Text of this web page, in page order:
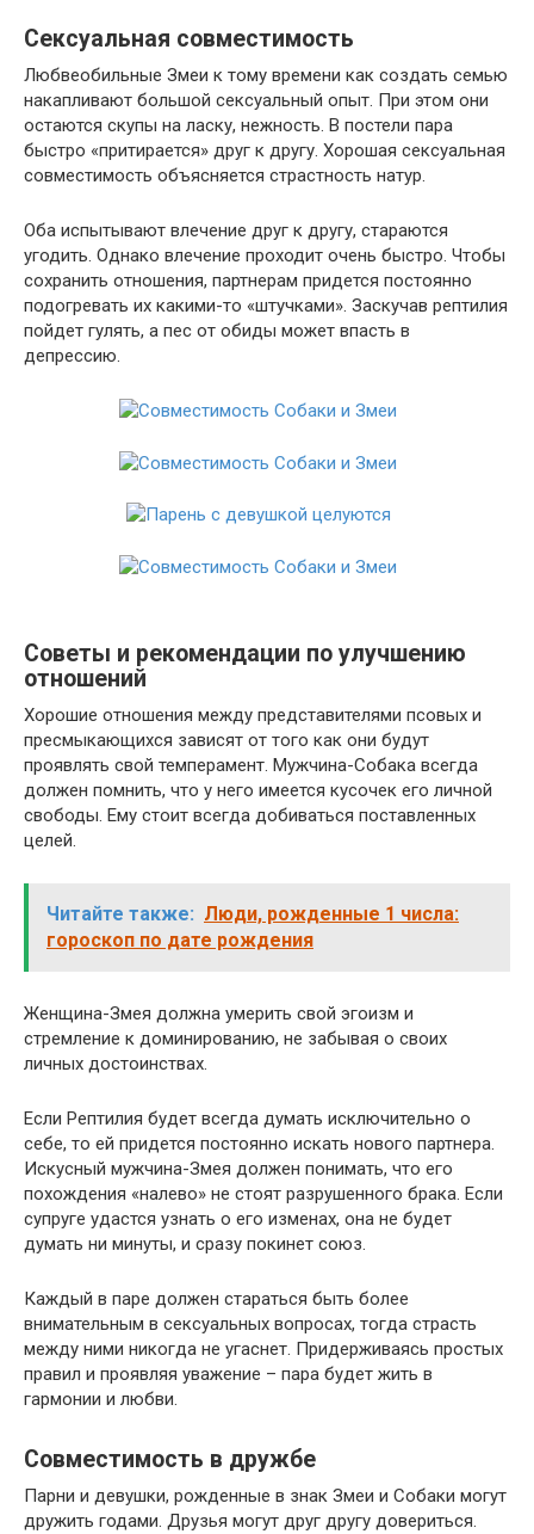
Сексуальная совместимость
Любвеобильные Змеи к тому времени как создать семью
накапливают большой сексуальный опыт. При этом они
остаются скупы на ласку, нежность. В постели пара
быстро «притирается» друг к другу. Хорошая сексуальная
совместимость объясняется страстность натур.
Оба испытывают влечение друг к другу, стараются
угодить. Однако влечение проходит очень быстро. Чтобы
сохранить отношения, партнерам придется постоянно
подогревать их какими-то «штучками». Заскучав рептилия
пойдет гулять, а пес от обиды может впасть в
депрессию.
Советы и рекомендации по улучшению
отношений
Хорошие отношения между представителями псовых и
пресмыкающихся зависят от того как они будут
проявлять свой темперамент. Мужчина-Собака всегда
должен помнить, что у него имеется кусочек его личной
свободы. Ему стоит всегда добиваться поставленных
целей.
Читайте также: Люди, рожденные 1 числа:
гороскоп по дате рождения
Женщина-Змея должна умерить свой эгоизм и
стремление к доминированию, не забывая о своих
личных достоинствах.
Если Рептилия будет всегда думать исключительно о
себе, то ей придется постоянно искать нового партнера.
Искусный мужчина-Змея должен понимать, что его
похождения «налево» не стоят разрушенного брака. Если
супруге удастся узнать о его изменах, она не будет
думать ни минуты, и сразу покинет союз.
Каждый в паре должен стараться быть более
внимательным в сексуальных вопросах, тогда страсть
между ними никогда не угаснет. Придерживаясь простых
правил и проявляя уважение – пара будет жить в
гармонии и любви.
Совместимость в дружбе
Парни и девушки, рожденные в знак Змеи и Собаки могут
дружить годами. Друзья могут друг другу довериться.